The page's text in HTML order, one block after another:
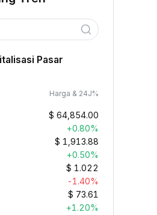
Pasar
Harga & 24J%
$ 64,854.00
+0.80%
$ 1,913.88
+0.50%
$ 1.022
-1.40%
$ 73.61
+1.20%